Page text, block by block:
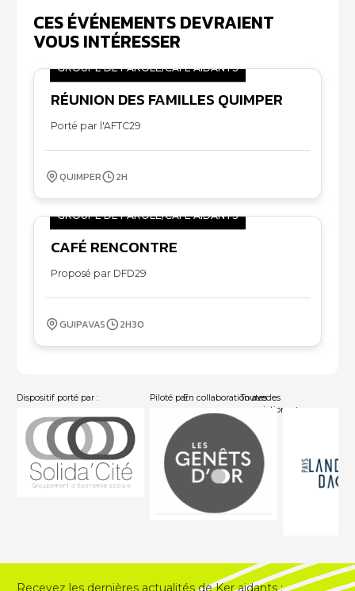
CES ÉVÉNEMENTS DEVRAIENT
VOUS INTÉRESSER
06
11
GROUPE DE PAROLE/CAFÉ AIDANTS
RÉUNION DES FAMILLES QUIMPER
Porté par l'AFTC29
QUIMPER 2H
07
GROUPE DE PAROLE/CAFÉ AIDANTS
CAFÉ RENCONTRE
Proposé par DFD29
GUIPAVAS 2H30
Dispositif porté par : Piloté par :En collaboration avec :
Toutes les
associations
Recevez les dernières actualités de Ker aidants :